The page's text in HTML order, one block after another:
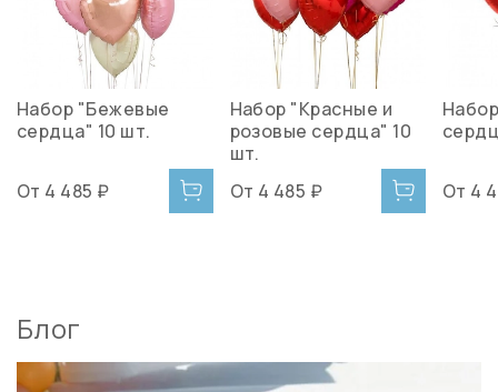
Набор "Бежевые
сердца" 10 шт.
От 4 485 ₽
Набор "Красные и
розовые сердца" 10
шт.
От 4 485 ₽ От 4
Блог